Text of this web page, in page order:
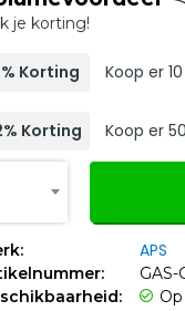
je korting!
Korting Koop er
Korting Koop er
APS
GAS-